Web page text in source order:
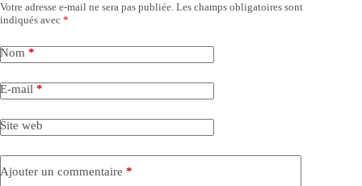
Votre adresse e-mail ne sera pas publiée. Les champs obligatoires sont
indiqués avec *
Nom *
E-mail *
Site web
Ajouter un commentaire *